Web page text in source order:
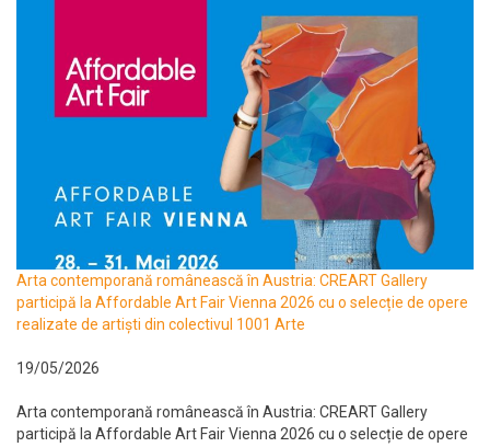
Arta contemporană românească în Austria: CREART Gallery
participă la Affordable Art Fair Vienna 2026 cu o selecție de opere
realizate de artiști din colectivul 1001 Arte
19/05/2026
Arta contemporană românească în Austria: CREART Gallery
participă la Affordable Art Fair Vienna 2026 cu o selecție de opere